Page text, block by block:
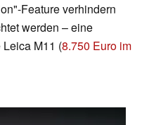
Feature verhindern
werden – eine
M11 (8.750 Euro im